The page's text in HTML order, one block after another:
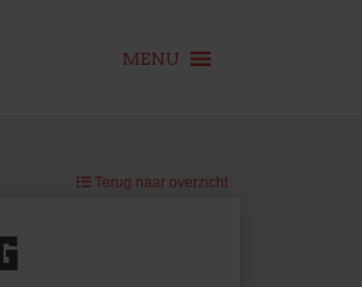
MENU
Terug naar overzicht